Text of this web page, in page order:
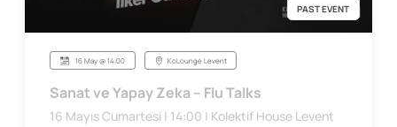
PAST EVENT
16 May @ 14:00 KoLounge Levent
Sanat ve Yapay Zeka – Flu Talks
16 Mayıs Cumartesi | 14:00 | Kolektif House Levent